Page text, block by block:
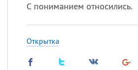
С пониманием относились.
Открытка